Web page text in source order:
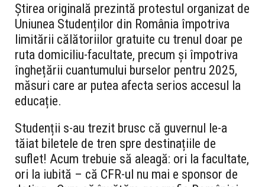
Știrea originală prezintă protestul organizat de
Uniunea Studenților din România împotriva
limitării călătoriilor gratuite cu trenul doar pe
ruta domiciliu-facultate, precum și împotriva
înghețării cuantumului burselor pentru 2025,
măsuri care ar putea afecta serios accesul la
educație.
Studenții s-au trezit brusc că guvernul le-a
tăiat biletele de tren spre destinațiile de
suflet! Acum trebuie să aleagă: ori la facultate,
ori la iubită – că CFR-ul nu mai e sponsor de